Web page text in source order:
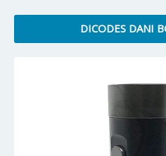
DICODES DANI